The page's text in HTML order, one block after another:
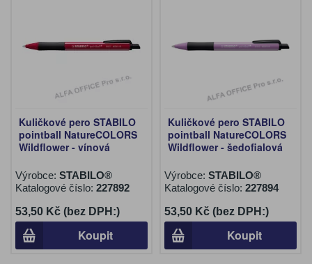
Kuličkové pero STABILO
pointball NatureCOLORS
Wildflower - vínová
Výrobce: STABILO®
Katalogové číslo: 227892
53,50 Kč (bez DPH:)
Koupit
Kuličkové pero STABILO
pointball NatureCOLORS
Wildflower - šedofialová
Výrobce: STABILO®
Katalogové číslo: 227894
53,50 Kč (bez DPH:)
Koupit